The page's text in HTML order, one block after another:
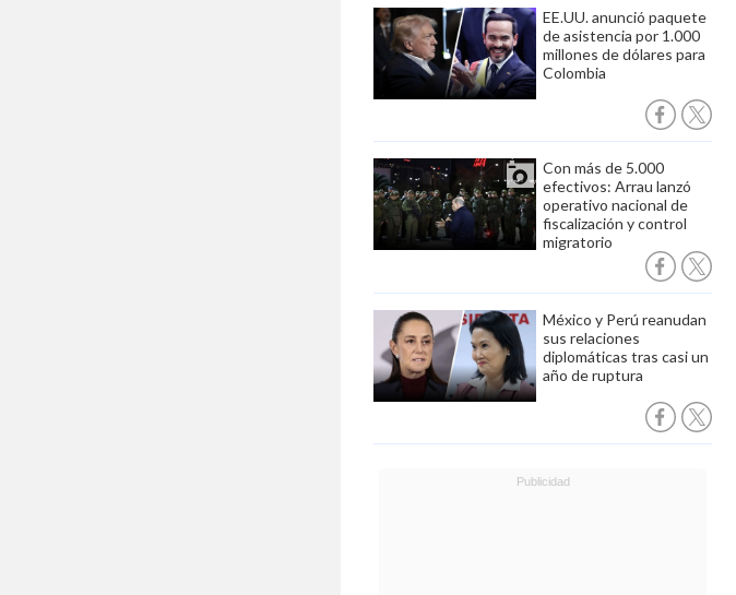
EE.UU. anunció paquete
de asistencia por 1.000
millones de dólares para
Colombia
Con más de 5.000
efectivos: Arrau lanzó
operativo nacional de
fiscalización y control
migratorio
México y Perú reanudan
sus relaciones
diplomáticas tras casi un
año de ruptura